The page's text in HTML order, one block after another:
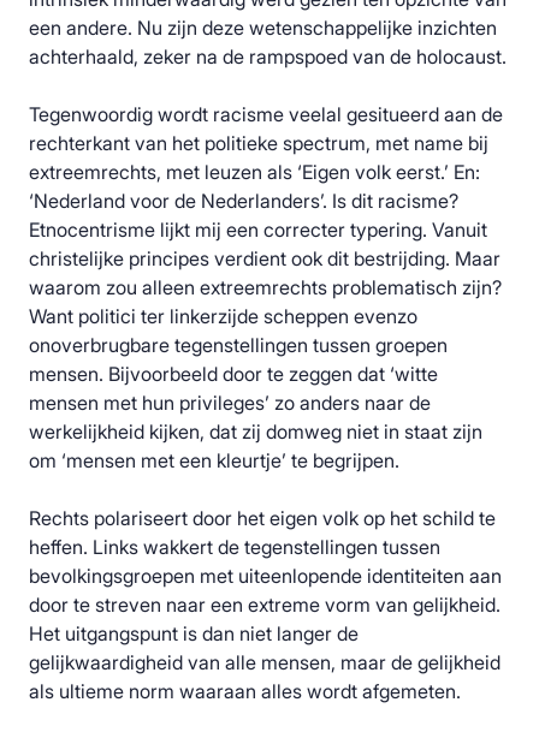
een andere. Nu zijn deze wetenschappelijke inzichten
achterhaald, zeker na de rampspoed van de holocaust.
Tegenwoordig wordt racisme veelal gesitueerd aan de
rechterkant van het politieke spectrum, met name bij
extreemrechts, met leuzen als ‘Eigen volk eerst.’ En:
‘Nederland voor de Nederlanders’. Is dit racisme?
Etnocentrisme lijkt mij een correcter typering. Vanuit
christelijke principes verdient ook dit bestrijding. Maar
waarom zou alleen extreemrechts problematisch zijn?
Want politici ter linkerzijde scheppen evenzo
onoverbrugbare tegenstellingen tussen groepen
mensen. Bijvoorbeeld door te zeggen dat ‘witte
mensen met hun privileges’ zo anders naar de
werkelijkheid kijken, dat zij domweg niet in staat zijn
om ‘mensen met een kleurtje’ te begrijpen.
Rechts polariseert door het eigen volk op het schild te
heffen. Links wakkert de tegenstellingen tussen
bevolkingsgroepen met uiteenlopende identiteiten aan
door te streven naar een extreme vorm van gelijkheid.
Het uitgangspunt is dan niet langer de
gelijkwaardigheid van alle mensen, maar de gelijkheid
als ultieme norm waaraan alles wordt afgemeten.